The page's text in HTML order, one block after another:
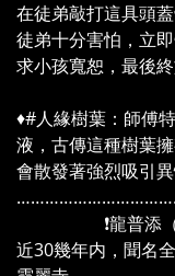
在徒弟敲打這具頭
徒弟十分害怕，立
求小孩寬恕，最後
♦️#人緣樹葉：師傅
液，古傳這種樹葉
會散發著強烈吸引異
❗龍普添（側
近30幾年内，聞名